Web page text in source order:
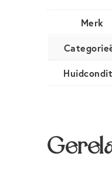
Merk